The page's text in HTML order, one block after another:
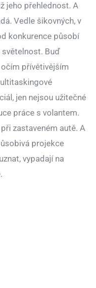
jeho přehlednost. A
Vedle šikovných, v
konkurence působí
světelnost. Buď
přívětivějším
jen nejsou užitečné
práce s volantem.
zastaveném autě. A
projekce
vypadají na